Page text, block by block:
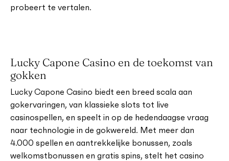
probeert te vertalen.
Lucky Capone Casino en de toekomst van
gokken
Lucky Capone Casino biedt een breed scala aan
gokervaringen, van klassieke slots tot live
casinospellen, en speelt in op de hedendaagse vraag
naar technologie in de gokwereld. Met meer dan
4.000 spellen en aantrekkelijke bonussen, zoals
welkomstbonussen en gratis spins, stelt het casino